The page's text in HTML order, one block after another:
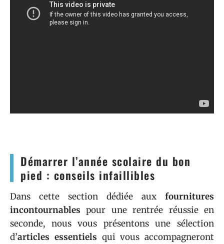
Démarrer l’année scolaire du bon
pied : conseils infaillibles
Dans cette section dédiée aux fournitures
incontournables pour une rentrée réussie en
seconde, nous vous présentons une sélection
d’articles essentiels qui vous accompagneront